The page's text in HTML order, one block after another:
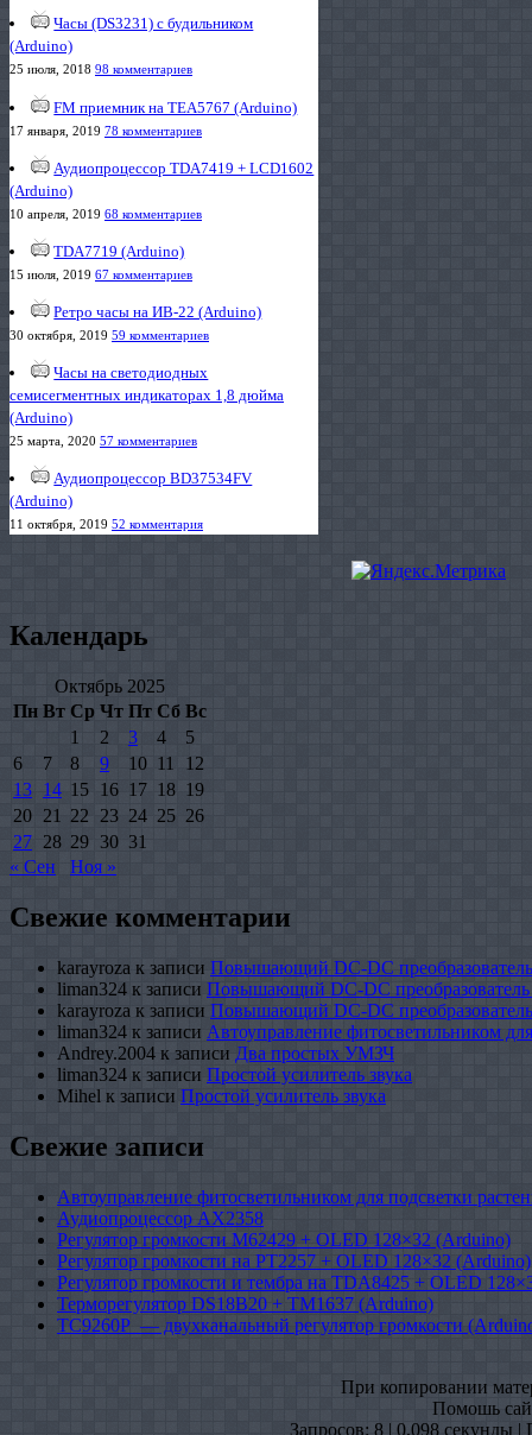
Часы (DS3231) с будильником
(Arduino)
25 июля, 2018 98 комментариев
FM приемник на TEA5767 (Arduino)
17 января, 2019 78 комментариев
Аудиопроцессор TDA7419 + LCD1602
(Arduino)
10 апреля, 2019 68 комментариев
TDA7719 (Arduino)
15 июля, 2019 67 комментариев
Ретро часы на ИВ-22 (Arduino)
30 октября, 2019 59 комментариев
Часы на светодиодных
семисегментных индикаторах 1,8 дюйма
(Arduino)
25 марта, 2020 57 комментариев
Аудиопроцессор BD37534FV
(Arduino)
11 октября, 2019 52 комментария
Календарь
Октябрь 2025
Пн Вт Ср Чт Пт Сб Вс
1
2 3 4
5
6
7 8 9 10 11
12
13 14 15 16 17 18 19
20 21 22 23 24 25 26
27 28 29 30 31
« Сен
Ноя »
Свежие комментарии
karayroza к записи Повышающий DC-DC
liman324 к записи Повышающий DC-DC
karayroza к записи Повышающий DC-DC
liman324 к записи Автоуправление фитосветильником
Andrey.2004 к записи Два простых УМЗЧ
liman324 к записи Простой усилитель звука
Mihel к записи Простой усилитель звука
Свежие записи
Автоуправление фитосветильником для подсветки
Аудиопроцессор AX2358
Регулятор громкости M62429 + OLED 128×32 (Arduino)
Регулятор громкости на PT2257 + OLED 128×32 (Arduino)
Регулятор громкости и тембра на TDA8425 + OLED
Терморегулятор DS18B20 + TM1637 (Arduino)
TC9260P — двухканальный регулятор громкости
При копировании
Помошь
Запросов: 8 | 0,098 секунды |